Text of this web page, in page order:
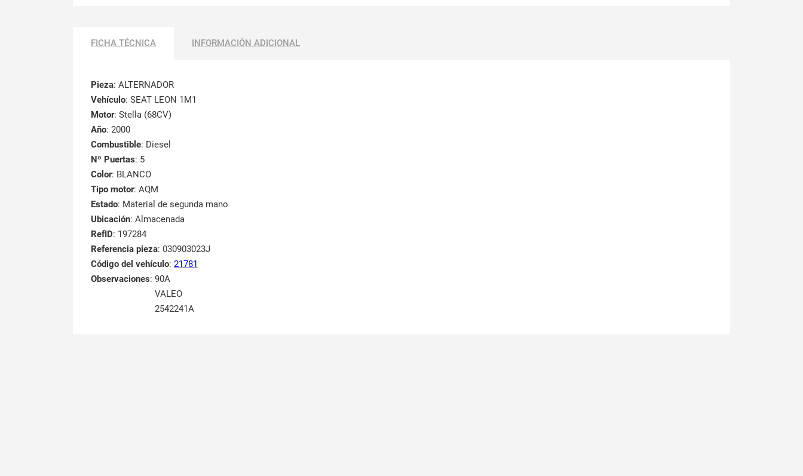
FICHA TÉCNICA INFORMACIÓN ADICIONAL
Pieza: ALTERNADOR
Vehículo: SEAT LEON 1M1
Motor: Stella (68CV)
Año: 2000
Combustible: Diesel
Nº Puertas: 5
Color: BLANCO
Tipo motor: AQM
Estado: Material de segunda mano
Ubicación: Almacenada
RefID: 197284
Referencia pieza: 030903023J
Código del vehículo: 21781
Observaciones: 90A
VALEO
2542241A